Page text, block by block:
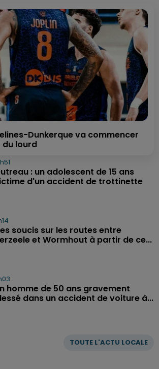
TOUTE L'ACTU LOCALE
Dunkerque va commencer
du lourd
: un adolescent de 15 ans
d'un accident de trottinette
soucis sur les routes entre
et Wormhout à partir de ce...
homme de 50 ans gravement
dans un accident de voiture à...